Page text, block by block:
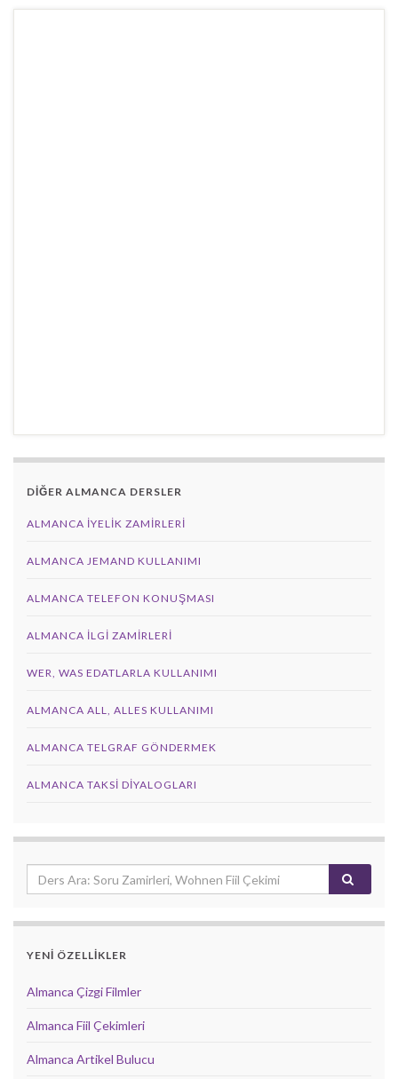
DİĞER ALMANCA DERSLER
ALMANCA İYELIK ZAMIRLERI
ALMANCA JEMAND KULLANIMI
ALMANCA TELEFON KONUŞMASI
ALMANCA İLGI ZAMIRLERI
WER, WAS EDATLARLA KULLANIMI
ALMANCA ALL, ALLES KULLANIMI
ALMANCA TELGRAF GÖNDERMEK
ALMANCA TAKSI DIYALOGLARI
YENİ ÖZELLİKLER
Almanca Çizgi Filmler
Almanca Fiil Çekimleri
Almanca Artikel Bulucu